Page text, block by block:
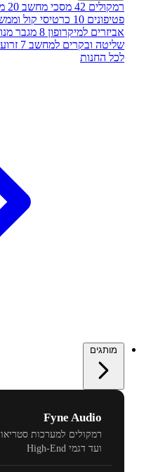
רמקולים 42 מסכי מחשב 20
פטיפונים 10 כרטיסי קול
אביזרים למיקרופון 8 מגבר
שליטה ובקרים למחשב 7
לכל החנות
מותגים
Fyne Audio
רמקולים למערכות
ועד דגמי High-End